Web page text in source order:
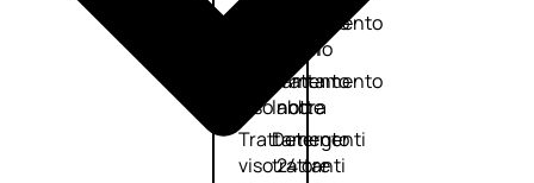
Trattamento
viso giorno
Trattamento
viso notte
Trattamento
viso 24 ore
Trattamento
occhi
Trattamento
labbra
Detergenti
trattanti